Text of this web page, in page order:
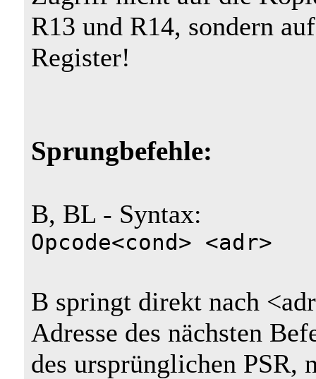
R13 und R14, sondern
Register!
Sprungbefehle:
B, BL - Syntax:
Opcode<cond> <adr>
B springt direkt nach
Adresse des nächsten
des ursprünglichen PSR,